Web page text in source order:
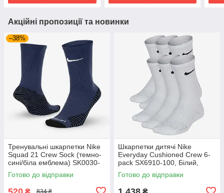
Акційні пропозиції та новинки
–38%
Тренувальні шкарпетки Nike
Squad 21 Crew Sock (темно-
сині/біла емблема) SK0030-
410 Розмір EU: 38-42
Готово до відправки
Шкарпетки дитячі Nike
Everyday Cushioned Crew 6-
pack SX6910-100, Білий,
Розмір (EU) - 38-42
Готово до відправки